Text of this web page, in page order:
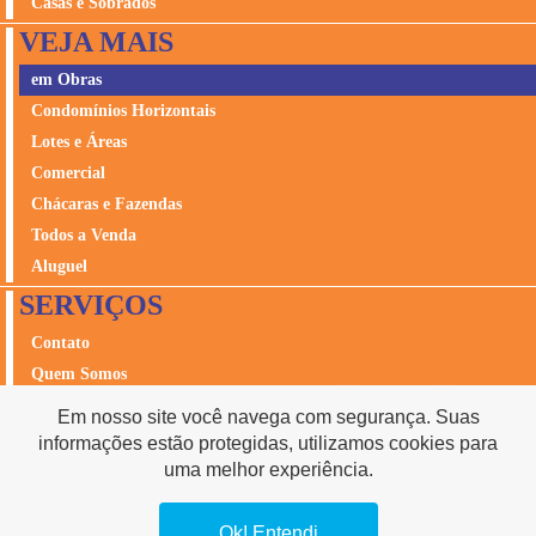
VEJA MAIS
em Obras
Condomínios Horizontais
Lotes e Áreas
Comercial
Chácaras e Fazendas
Todos a Venda
Aluguel
SERVIÇOS
Contato
Quem Somos
Seguros
Em nosso site você navega com segurança. Suas
informações estão protegidas, utilizamos cookies para
uma melhor experiência.